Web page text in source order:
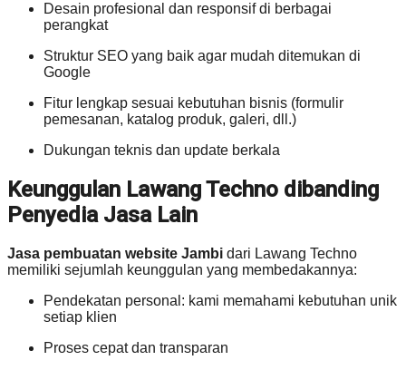
Desain profesional dan responsif di berbagai
perangkat
Struktur SEO yang baik agar mudah ditemukan di
Google
Fitur lengkap sesuai kebutuhan bisnis (formulir
pemesanan, katalog produk, galeri, dll.)
Dukungan teknis dan update berkala
Keunggulan Lawang Techno dibanding
Penyedia Jasa Lain
Jasa pembuatan website Jambi dari Lawang Techno
memiliki sejumlah keunggulan yang membedakannya:
Pendekatan personal: kami memahami kebutuhan unik
setiap klien
Proses cepat dan transparan